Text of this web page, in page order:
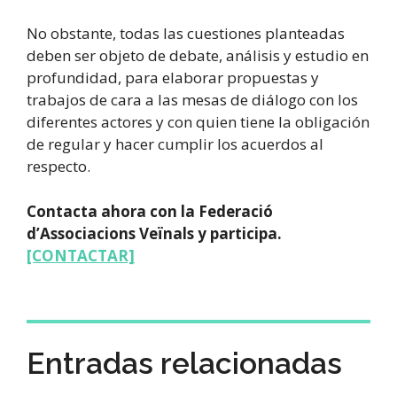
No obstante, todas las cuestiones planteadas
deben ser objeto de debate, análisis y estudio en
profundidad, para elaborar propuestas y
trabajos de cara a las mesas de diálogo con los
diferentes actores y con quien tiene la obligación
de regular y hacer cumplir los acuerdos al
respecto.
Contacta ahora con la Federació
d’Associacions Veïnals y participa.
[CONTACTAR]
Entradas relacionadas